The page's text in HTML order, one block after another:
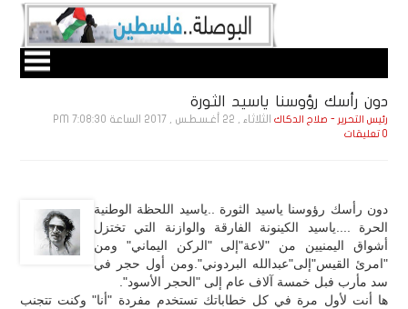
دون رأسك رؤوسنا ياسيد الثورة
رئيس التحرير - صلاح الدكاك الثلاثاء , 22 أغـسـطـس , 2017 الساعة 7:08:30 PM
0 تعليقات
دون رأسك رؤوسنا ياسيد الثورة ..ياسيد اللحظة الوطنية
الحرة ....ياسيد الكينونة الفارقة والوازنة التي تختزل
أشواق اليمنيين من "لاعة"إلى "الركن اليماني" ومن
"امرئ القيس"إلى"عبدالله البردوني".ومن أول حجر في
سد مأرب فبل خمسة آلاف عام إلى "الحجر الأسود".
ها أنت لأول مرة في كل خطاباتك تستخدم مفردة "أنا" وكنت تتجنب